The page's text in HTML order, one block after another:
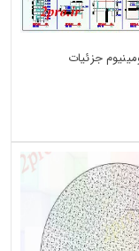
جزئیات